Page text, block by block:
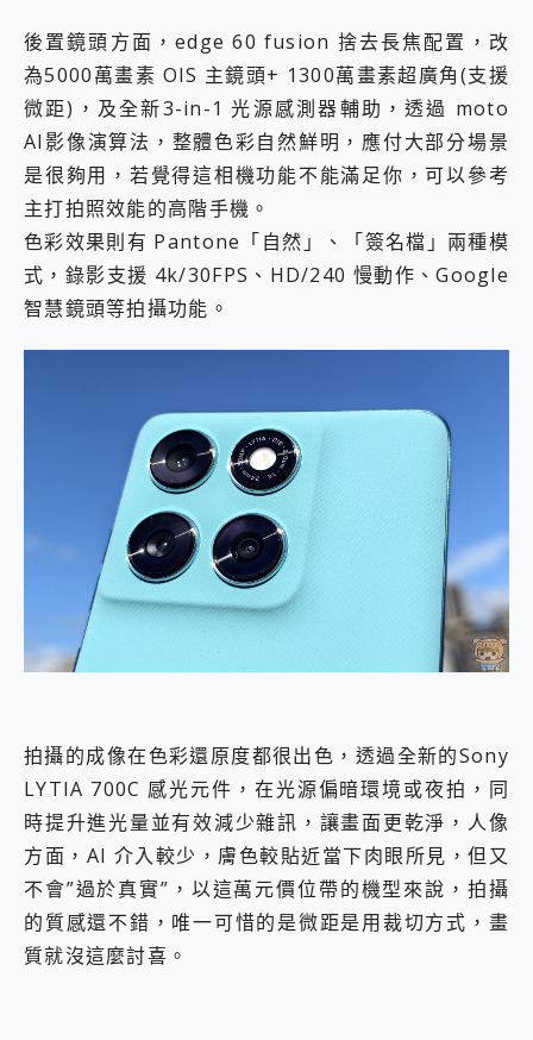
後置鏡頭方面，edge 60 fusion 捨去長焦配置，改
為5000萬畫素 OIS 主鏡頭+ 1300萬畫素超廣角(支援
微距)，及全新3-in-1 光源感測器輔助，透過 moto
AI影像演算法，整體色彩自然鮮明，應付大部分場景
是很夠用，若覺得這相機功能不能滿足你，可以參考
主打拍照效能的高階手機。
色彩效果則有 Pantone「自然」、「簽名檔」兩種模
式，錄影支援 4k/30FPS、HD/240 慢動作、Google
智慧鏡頭等拍攝功能。
拍攝的成像在色彩還原度都很出色，透過全新的Sony
LYTIA 700C 感光元件，在光源偏暗環境或夜拍，同
時提升進光量並有效減少雜訊，讓畫面更乾淨，人像
方面，AI 介入較少，膚色較貼近當下肉眼所見，但又
不會”過於真實”，以這萬元價位帶的機型來說，拍攝
的質感還不錯，唯一可惜的是微距是用裁切方式，畫
質就沒這麼討喜。